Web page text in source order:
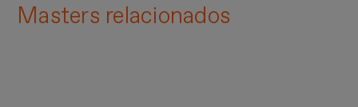
Masters relacionados